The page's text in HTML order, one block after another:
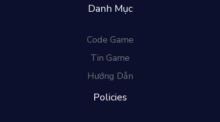
Danh Mục
Code Game
Tin Game
Hướng Dẫn
Policies